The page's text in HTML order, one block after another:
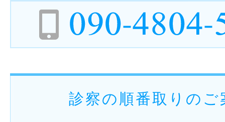
診察の順番取りのご